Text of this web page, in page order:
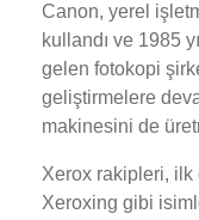
Canon, yerel
kullandı ve 1985
gelen fotokopi
geliştirmelere
makinesini de
Xerox rakipleri,
Xeroxing gibi